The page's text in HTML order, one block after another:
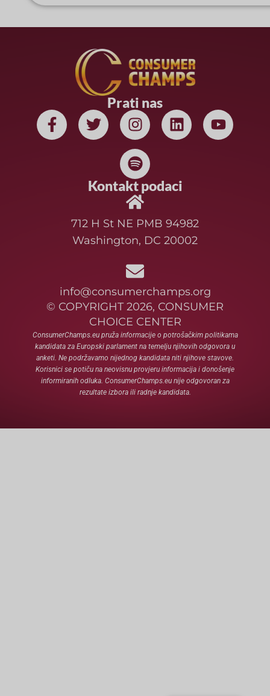
Prati nas
Kontakt podaci
712 H St NE PMB 94982
Washington, DC 20002
info@consumerchamps.org
© COPYRIGHT 2026, CONSUMER
CHOICE CENTER
ConsumerChamps.eu pruža informacije o potrošačkim politikama
kandidata za Europski parlament na temelju njihovih odgovora u
anketi. Ne podržavamo nijednog kandidata niti njihove stavove.
Korisnici se potiču na neovisnu provjeru informacija i donošenje
informiranih odluka. ConsumerChamps.eu nije odgovoran za
rezultate izbora ili radnje kandidata.